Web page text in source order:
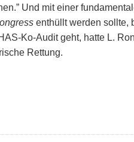
Und mit einer
enthüllt werden sollte,
Ko-Audit geht, hatte L.
Rettung.